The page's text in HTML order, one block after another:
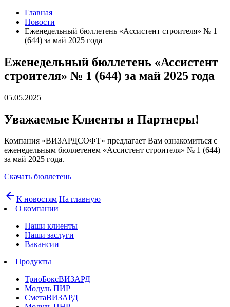
Главная
Новости
Еженедельный бюллетень «Ассистент строителя» № 1
(644) за май 2025 года
Еженедельный бюллетень «Ассистент
строителя» № 1 (644) за май 2025 года
05.05.2025
Уважаемые Клиенты и Партнеры!
Компания «ВИЗАРДСОФТ» предлагает Вам ознакомиться с
еженедельным бюллетенем «Ассистент строителя» № 1 (644)
за май 2025 года.
Скачать бюллетень
arrow_back К новостям На главную
О компании
Наши клиенты
Наши заслуги
Вакансии
Продукты
ТриоБоксВИЗАРД
Модуль ПИР
СметаВИЗАРД